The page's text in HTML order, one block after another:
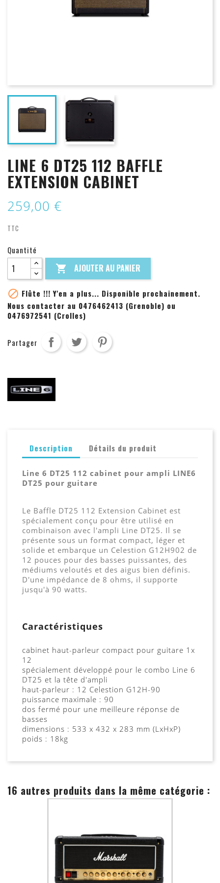
LINE 6 DT25 112 BAFFLE
EXTENSION CABINET
259,00 €
TTC
Quantité
 AJOUTER AU PANIER
 Flûte !!! Y'en a plus... Disponible prochainement.
Nous contacter au 0476462413 (Grenoble) ou
0476972541 (Crolles)
Partager
Description Détails du produit
Line 6 DT25 112 cabinet pour ampli LINE6
DT25 pour guitare
Le Baffle DT25 112 Extension Cabinet est
spécialement conçu pour être utilisé en
combinaison avec l'ampli Line DT25. Il se
présente sous un format compact, léger et
solide et embarque un Celestion G12H902 de
12 pouces pour des basses puissantes, des
médiums veloutés et des aigus bien définis.
D'une impédance de 8 ohms, il supporte
jusqu'à 90 watts.
Caractéristiques
cabinet haut-parleur compact pour guitare 1x
12
spécialement développé pour le combo Line 6
DT25 et la tête d'ampli
haut-parleur : 12 Celestion G12H-90
puissance maximale : 90
dos fermé pour une meilleure réponse de
basses
dimensions : 533 x 432 x 283 mm (LxHxP)
poids : 18kg
16 autres produits dans la même catégorie :